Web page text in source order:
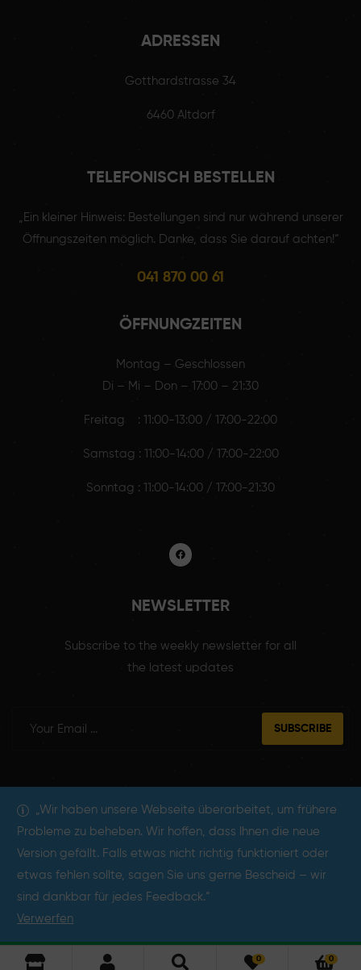
„Wir haben unsere Webseite überarbeitet, um frühere
Probleme zu beheben. Wir hoffen, dass Ihnen die neue
Version gefällt. Falls etwas nicht richtig funktioniert oder
etwas fehlen sollte, sagen Sie uns gerne Bescheid – wir
sind dankbar für jedes Feedback.“
Verwerfen
„Wir haben unsere Webseite überarbeitet, um frühere
Probleme zu beheben. Wir hoffen, dass Ihnen die neue
Version gefällt. Falls etwas nicht richtig funktioniert oder
etwas fehlen sollte, sagen Sie uns gerne Bescheid – wir
sind dankbar für jedes Feedback.“
Verwerfen
ADRESSEN
Gotthardstrasse 34
6460 Altdorf
TELEFONISCH BESTELLEN
„Ein kleiner Hinweis: Bestellungen sind nur während unserer
Öffnungszeiten möglich. Danke, dass Sie darauf achten!“
041 870 00 61
ÖFFNUNGZEITEN
Montag – Geschlossen
Di – Mi – Don – 17:00 – 21:30
Freitag : 11:00-13:00 / 17:00-22:00
Samstag : 11:00-14:00 / 17:00-22:00
Sonntag : 11:00-14:00 / 17:00-21:30
NEWSLETTER
Subscribe to the weekly newsletter for all
the latest updates
SUBSCRIBE
0 0